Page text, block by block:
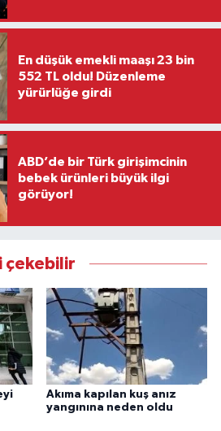
En düşük emekli maaşı 23 bin
552 TL oldu! Düzenleme
yürürlüğe girdi
ABD’de bir Türk girişimcinin
bebek ürünleri büyük ilgi
görüyor!
çekebilir
Akıma kapılan kuş anız
yangınına neden oldu